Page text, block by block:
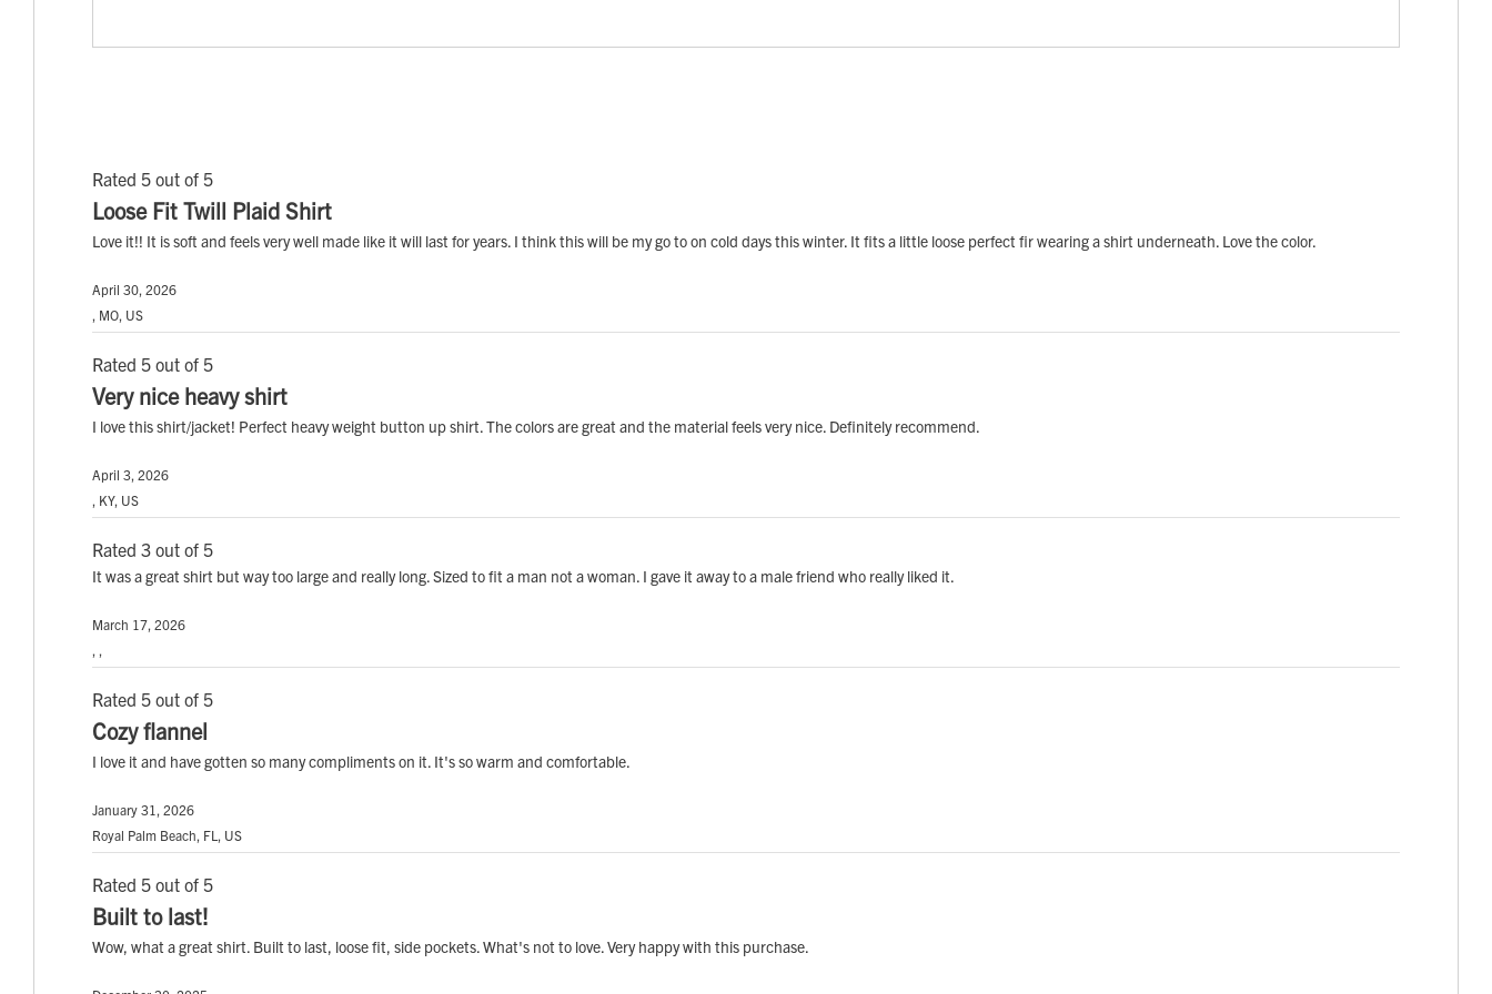
Rated 5 out of 5
Loose Fit Twill Plaid Shirt
Love it!! It is soft and feels very well made like it will last for years. I think this will be my go to on cold days this winter. It fits a little loose perfect fir wearing a shirt underneath. Love the color.
April 30, 2026
, MO, US
Rated 5 out of 5
Very nice heavy shirt
I love this shirt/jacket! Perfect heavy weight button up shirt. The colors are great and the material feels very nice. Definitely recommend.
April 3, 2026
, KY, US
Rated 3 out of 5
It was a great shirt but way too large and really long. Sized to fit a man not a woman. I gave it away to a male friend who really liked it.
March 17, 2026
Rated 5 out of 5
Cozy flannel
I love it and have gotten so many compliments on it. It's so warm and comfortable.
January 31, 2026
Royal Palm Beach, FL, US
Rated 5 out of 5
Built to last!
Wow, what a great shirt. Built to last, loose fit, side pockets. What's not to love. Very happy with this purchase.